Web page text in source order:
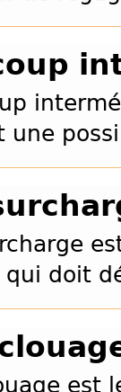
une
qui doit
est